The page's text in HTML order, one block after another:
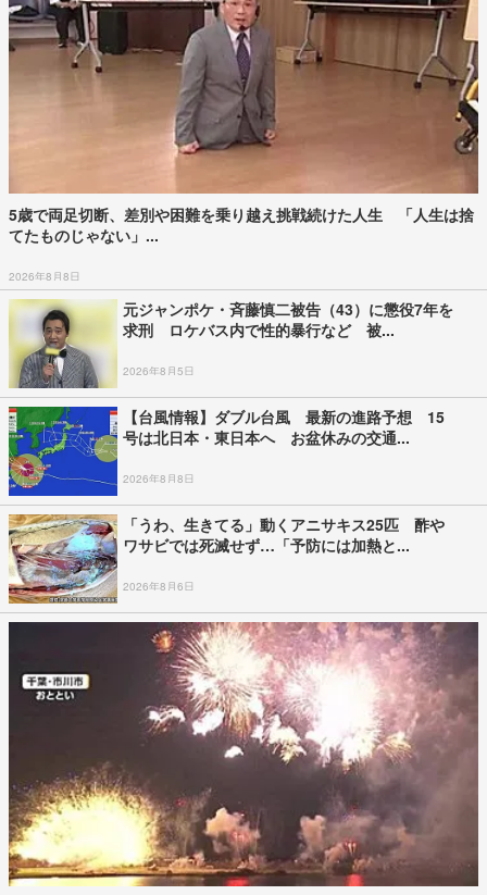
5歳で両足切断、差別や困難を乗り越え挑戦続けた人生 「人生は捨
てたものじゃない」...
2026年8月8日
元ジャンポケ・斉藤慎二被告（43）に懲役7年を
求刑 ロケバス内で性的暴行など 被...
2026年8月5日
【台風情報】ダブル台風 最新の進路予想 15
号は北日本・東日本へ お盆休みの交通...
2026年8月8日
「うわ、生きてる」動くアニサキス25匹 酢や
ワサビでは死滅せず…「予防には加熱と...
2026年8月6日